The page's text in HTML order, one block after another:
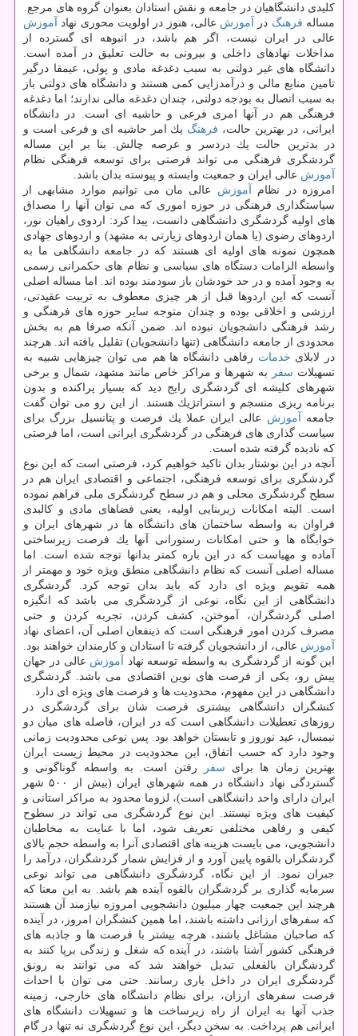
كلیدی دانشگاهیان در جامعه و نقش استادان بعنوان گروه های مرجع.
مساله فرهنگ در آموزش عالی، هنوز در اولویت محوری نهاد آموزش
عالی در ایران نیست، اگر هم باشد، در انبوهه ای گسترده از
مداخلات نهادهای داخلی و بیرونی به حالت تعلیق در آمده است.
دانشگاه های غیر دولتی به سبب دغدغه مادی و پولی، عیمقا درگیر
تامین منابع مالی و درآمدزایی كمی هستند و دانشگاه های دولتی باز
به سبب اتصال به بودجه دولتی، چندان دغدغه مالی ندارند؛ اما دغدغه
فرهنگی هم در آنها امری فرعی و حاشیه ای است. در دانشگاه
ایرانی، در بهترین حالت، فرهنگ یك امر حاشیه ای و فرعی است و
در بدترین حالت یك دردسر و عرصه چالش. بنا بر این مساله
گردشگری فرهنگی می تواند فرصتی برای توسعه فرهنگی نظام
آموزش عالی ایران و جمعیت وابسته و پیوسته بدان باشد.
امروزه در نظام آموزش عالی مان می توانیم موارد مشابهی از
سیاستگذاری فرهنگی در حوزه اموری كه می توان آنها را مصداق
های اولیه گردشگری دانشگاهی دانست، پیدا كرد: اردوی راهیان نور،
اردوهای رضوی (یا همان اردوهای زیارتی به مشهد) و اردوهای جهادی
همچون نمونه های اولیه ای هستند كه در جامعه دانشگاهی ما به
واسطه الزامات دستگاه های سیاسی و نظام های حكمرانی رسمی
به وجود آمده و در حد خودشان باز سودمند بوده اند. اما مساله اصلی
آنست كه این اردوها قبل از هر چیزی معطوف به تربیت عقیدتی،
ارزشی و اخلاقی بوده و چندان متوجه سایر حوزه های فرهنگی و
رشد فرهنگی دانشجویان نبوده اند. ضمن آنكه صرفا هم به بخش
محدودی از جامعه دانشگاهی (تنها دانشجویان) تقلیل یافته اند. هرچند
در لابلای خدمات رفاهی دانشگاه ها هم می توان چیزهایی شبیه به
تسهیلات سفر
به شهرها و مراكز خاص مانند مشهد، شمال و برخی
شهرهای كلیشه ای گردشگری رایج دید كه بسیار پراكنده و بدون
برنامه ریزی منسجم و استراتژیك هستند. از این رو می توان گفت
جامعه آموزش عالی ایران عملا یك فرصت و پتانسیل بزرگ برای
سیاست گذاری های فرهنگی در گردشگری ایرانی است، اما فرصتی
كه نادیده گرفته شده است.
آنچه در این نوشتار بدان تاكید خواهیم كرد، فرصتی است كه این نوع
گردشگری برای توسعه فرهنگی، اجتماعی و اقتصادی ایران هم در
سطح گردشگری محلی و هم در سطح گردشگری ملی فراهم نموده
است. البته امكانات زیربنایی اولیه، یعنی فضاهای مادی و كالبدی
فراوان به واسطه ساختمان های دانشگاه ها در شهرهای ایران و
خوابگاه ها و حتی امكانات رستورانی آنها یك فرصت زیرساختی
آماده و مهیاست كه در این باره كمتر بدانها توجه شده است. اما
مساله اصلی آنست كه نظام دانشگاهی منطق ویژه خود و مهمتر از
همه تقویم ویژه ای دارد كه باید بدان توجه كرد. گردشگری
دانشگاهی از این نگاه، نوعی از گردشگری می باشد كه انگیزه
اصلی گردشگران، آموختن، كشف كردن، تجربه كردن و حتی
مصرف كردن امور فرهنگی است كه ذینفعان اصلی آن، اعضای نهاد
آموزش عالی، از دانشجویان گرفته تا استادان و كارمندان خواهند بود.
این گونه از گردشگری به واسطه توسعه نهاد آموزش عالی در جهان
پیش رو، یكی از فرصت های نوین اقتصادی می باشد. گردشگری
دانشگاهی در این مفهوم، محدودیت ها و فرصت های ویژه ای دارد.
كنشگران دانشگاهی بیشتری فرصت شان برای گردشگری در
روزهای تعطیلات دانشگاهی است كه در ایران، فاصله های میان دو
نیمسال، عید نوروز و تابستان خواهد بود. پس نوعی محدودیت زمانی
وجود دارد كه حسب اتفاق، این محدودیت در محیط زیست ایران
بهترین زمان ها برای سفر
رفتن است. به واسطه گوناگونی و
گستردگی نهاد دانشگاه در همه شهرهای ایران (بیش از ۵۰۰ شهر
ایران دارای واحد دانشگاهی است)، لزوما محدود به مراكز استانی و
كیفیت های ویژه نیستند. این نوع گردشگری می تواند در سطوح
كیفی و رفاهی مختلفی تعریف شود، اما با عنایت به مخاطبان
دانشجویی، می بایست هزینه های اقتصادی آنرا به واسطه حجم بالای
گردشگران بالقوه پایین آورد و از فزایش شمار گردشگران، درآمد را
جبران نمود. از این نگاه، گردشگری دانشگاهی می تواند نوعی
سرمایه گذاری بر گردشگران بالقوه آینده هم باشد. به این معنا كه
هرچند این جمعیت چهار میلیون دانشجویی امروزه نیازمند آن هستند
كه سفرهای ارزانی داشته باشند، اما همین كنشگران امروز، در آینده
كه صاحبان مشاغل باشند، هرچه بیشتر با فرصت ها و جاذبه های
فرهنگی كشور آشنا باشند، در آینده كه شغل و زندگی برپا كنند به
گردشگران بالفعلی تبدیل خواهند شد كه می توانند به رونق
گردشگری ایران در داخل یاری رسانند. حتی می توان با احداث
فرصت سفرهای ارزان، برای نظام دانشگاه های خارجی، زمینه
جذب آنها به ایران از راه زیرساخت ها و تسهیلات دانشگاه های
ایرانی هم پرداخت. به سخن دیگر، این نوع گردشگری نه تنها در گام